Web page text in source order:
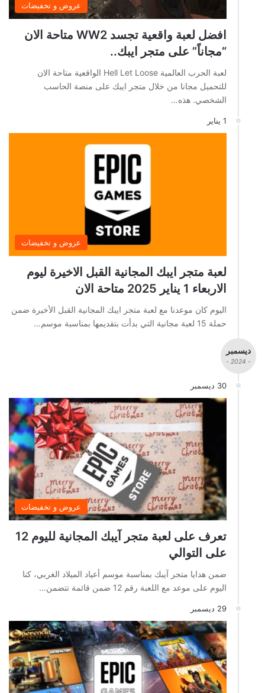
عروض و تخفيضات
افضل لعبة واقعية تجسد WW2 متاحة الان
“مجاناً” على متجر ايبك..
لعبة الحرب العالمية Hell Let Loose الواقعية متاحة الان
للتحميل مجانا من خلال متجر ايبك على منصة الحاسب
الشخصي. هذه…
1 يناير
عروض و تخفيضات
لعبة متجر ايبك المجانية القبل الاخيرة ليوم
الاربعاء 1 يناير 2025 متاحة الان
اليوم كان موعدنا مع لعبة متجر ايبك المجانية القبل الأخيرة ضمن
حملة 15 لعبة مجانية التي بدأت بتقديمها بمناسبة موسم…
ديسمبر
- 2024 -
30 ديسمبر
عروض و تخفيضات
تعرف على لعبة متجر آيبك المجانية لليوم 12
على التوالي
ضمن هدايا متجر آيبك بمناسبة موسم أعياد الميلاد الغربي، كنا
اليوم على موعد مع اللعبة رقم 12 ضمن قائمة تتضمن…
29 ديسمبر